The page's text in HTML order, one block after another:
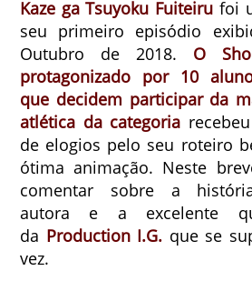
Kaze ga Tsuyoku Fuiteiru foi
seu primeiro episódio
Outubro de 2018. O
protagonizado por 10
que decidem participar da
atlética da categoria
de elogios pelo seu roteiro
ótima animação. Neste
comentar sobre a
autora e a excelente
da Production I.G. que se
vez.